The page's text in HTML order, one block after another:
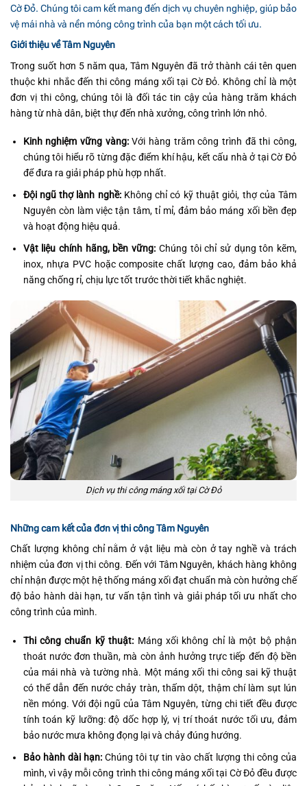
Cờ Đỏ. Chúng tôi cam kết mang đến dịch vụ chuyên nghiệp, giúp bảo
vệ mái nhà và nền móng công trình của bạn một cách tối ưu.
Giới thiệu về Tâm Nguyên
Trong suốt hơn 5 năm qua, Tâm Nguyên đã trở thành cái tên quen
thuộc khi nhắc đến thi công máng xối tại Cờ Đỏ. Không chỉ là một
đơn vị thi công, chúng tôi là đối tác tin cậy của hàng trăm khách
hàng từ nhà dân, biệt thự đến nhà xưởng, công trình lớn nhỏ.
Kinh nghiệm vững vàng:Với hàng trăm công trình đã thi công,
chúng tôi hiểu rõ từng đặc điểm khí hậu, kết cấu nhà ở tại Cờ Đỏ
để đưa ra giải pháp phù hợp nhất.
Đội ngũ thợ lành nghề:Không chỉ có kỹ thuật giỏi, thợ của Tâm
Nguyên còn làm việc tận tâm, tỉ mỉ, đảm bảo máng xối bền đẹp
và hoạt động hiệu quả.
Vật liệu chính hãng, bền vững: Chúng tôi chỉ sử dụng tôn kẽm,
inox, nhựa PVC hoặc composite chất lượng cao, đảm bảo khả
năng chống rỉ, chịu lực tốt trước thời tiết khắc nghiệt.
Dịch vụ thi công máng xối tại Cờ Đỏ
Những cam kết của đơn vị thi công Tâm Nguyên
Chất lượng không chỉ nằm ở vật liệu mà còn ở tay nghề và trách
nhiệm của đơn vị thi công. Đến với Tâm Nguyên, khách hàng không
chỉ nhận được một hệ thống máng xối đạt chuẩn mà còn hưởng chế
độ bảo hành dài hạn, tư vấn tận tình và giải pháp tối ưu nhất cho
công trình của mình.
Thi công chuẩn kỹ thuật: Máng xối không chỉ là một bộ phận
thoát nước đơn thuần, mà còn ảnh hưởng trực tiếp đến độ bền
của mái nhà và tường nhà. Một máng xối thi công sai kỹ thuật
có thể dẫn đến nước chảy tràn, thấm dột, thậm chí làm sụt lún
nền móng. Với đội ngũ của Tâm Nguyên, từng chi tiết đều được
tính toán kỹ lưỡng: độ dốc hợp lý, vị trí thoát nước tối ưu, đảm
bảo nước mưa không đọng lại và chảy đúng hướng.
Bảo hành dài hạn:Chúng tôi tự tin vào chất lượng thi công của
mình, vì vậy mỗi công trình thi công máng xối tại Cờ Đỏ đều được